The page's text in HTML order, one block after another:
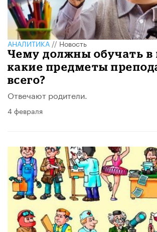
АНАЛИТИКА//Новость
Чему должны обучать в
какие предметы
всего?
Отвечают родители.
4 февраля